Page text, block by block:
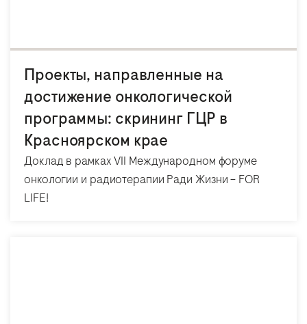
Проекты, направленные на
достижение онкологической
программы: скрининг ГЦР в
Красноярском крае
Доклад в рамках VII Международном форуме
онкологии и радиотерапии Ради Жизни – FOR
LIFE!